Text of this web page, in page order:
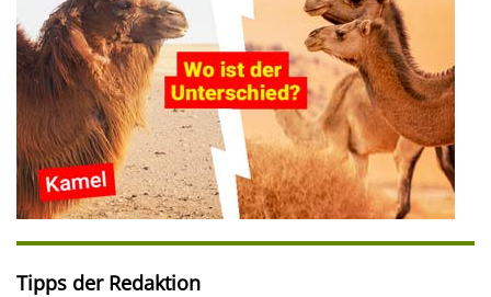
Tipps der Redaktion